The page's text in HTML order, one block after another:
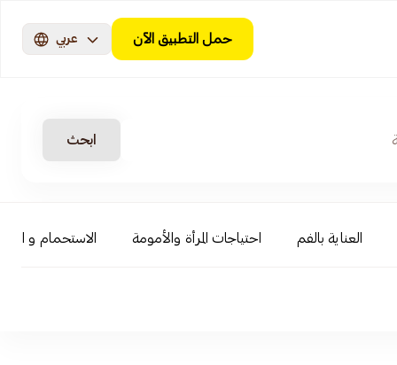
حمل التطبيق الآن عربي
ابحث
العناية بالفم احتياجات المرأة والأمومة الاستحمام و السبا